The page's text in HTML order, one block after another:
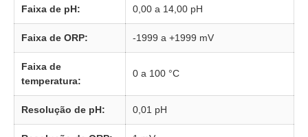
Faixa de pH: 0,00 a 14,00 pH
Faixa de ORP: -1999 a +1999 mV
Faixa de
temperatura:
0 a 100 °C
Resolução de pH: 0,01 pH